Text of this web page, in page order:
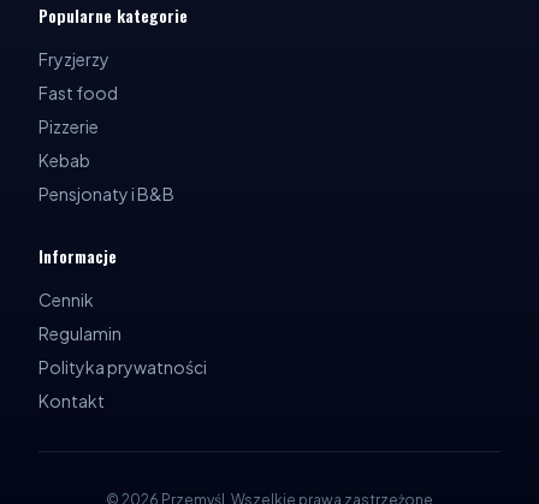
Popularne kategorie
Fryzjerzy
Fast food
Pizzerie
Kebab
Pensjonaty i B&B
Informacje
Cennik
Regulamin
Polityka prywatności
Kontakt
© 2026 Przemyśl Wszelkie prawa zastrzeżone